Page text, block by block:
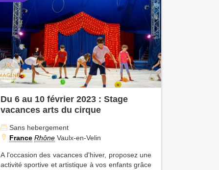
Du 6 au 10 février 2023 : Stage
vacances arts du cirque
Sans hebergement
France Rhône Vaulx-en-Velin
A l'occasion des vacances d'hiver, proposez une
activité sportive et artistique à vos enfants grâce